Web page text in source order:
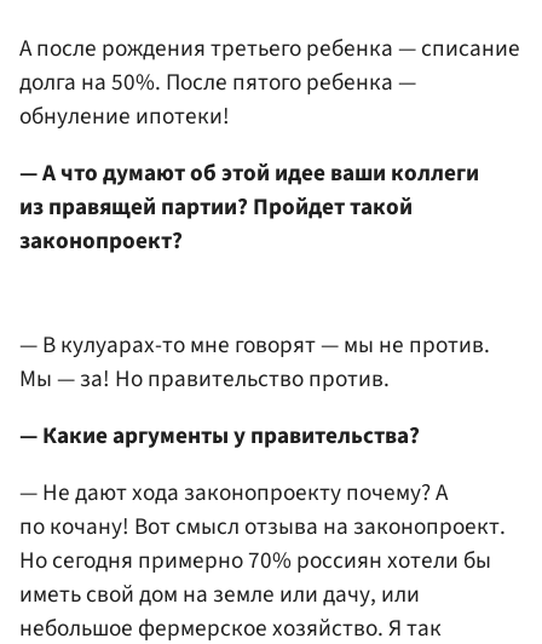
А после рождения третьего ребенка — списание
долга на 50%. После пятого ребенка —
обнуление ипотеки!
— А что думают об этой идее ваши коллеги
из правящей партии? Пройдет такой
законопроект?
— В кулуарах-то мне говорят — мы не против.
Мы — за! Но правительство против.
— Какие аргументы у правительства?
— Не дают хода законопроекту почему? А
по кочану! Вот смысл отзыва на законопроект.
Но сегодня примерно 70% россиян хотели бы
иметь свой дом на земле или дачу, или
небольшое фермерское хозяйство. Я так